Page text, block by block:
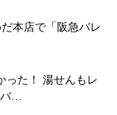
本店で「阪急バレ
った！ 湯せんもレ
バ…